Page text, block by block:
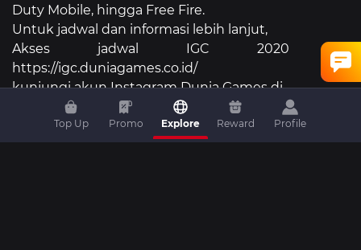
Top Up Promo Explore Reward Profile
Duty Mobile, hingga Free Fire.
Untuk jadwal dan informasi lebih lanjut,
Akses jadwal IGC 2020 di
https://igc.duniagames.co.id/
kunjungi akun Instagram Dunia Games di
https://www.instagram.com/duniagames.esports.id/
kunjungi juga Website Dunia Games di
https://duniagames.co.id/